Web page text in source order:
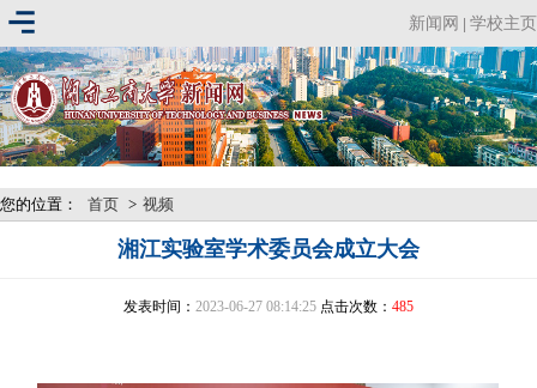
新闻网 学校主页
您的位置： 首页 > 视频
湘江实验室学术委员会成立大会
发表时间： 2023-06-27 08:14:25 点击次数： 485